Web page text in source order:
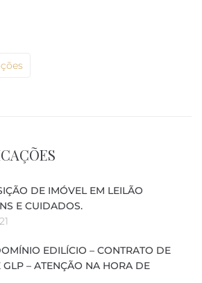
DE IMÓVEL EM LEILÃO
E CUIDADOS.
EDILÍCIO – CONTRATO DE
– ATENÇÃO NA HORA DE